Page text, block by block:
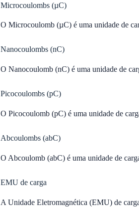
Microcoulombs (µC)
O Microcoulomb (µC) é uma unidade de
Nanocoulombs (nC)
O Nanocoulomb (nC) é uma unidade de
Picocoulombs (pC)
O Picocoulomb (pC) é uma unidade de
Abcoulombs (abC)
O Abcoulomb (abC) é uma unidade de
EMU de carga
A Unidade Eletromagnética (EMU) de